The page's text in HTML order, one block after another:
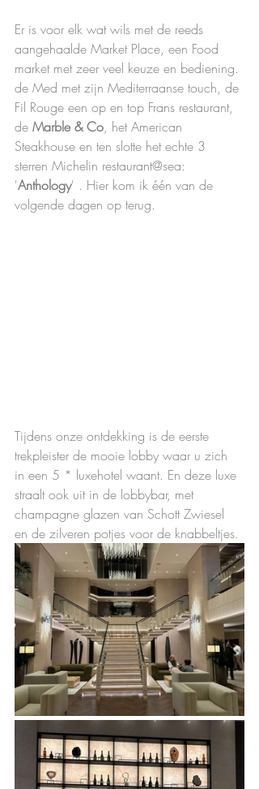
Er is voor elk wat wils met de reeds
aangehaalde Market Place, een Food
market met zeer veel keuze en bediening.
de Med met zijn Mediterraanse touch, de
Fil Rouge een op en top Frans restaurant,
de Marble & Co, het American
Steakhouse en ten slotte het echte 3
sterren Michelin restaurant@sea:
'Anthology' . Hier kom ik één van de
volgende dagen op terug.
Tijdens onze ontdekking is de eerste
trekpleister de mooie lobby waar u zich
in een 5 * luxehotel waant. En deze luxe
straalt ook uit in de lobbybar, met
champagne glazen van Schott Zwiesel
en de zilveren potjes voor de knabbeltjes.